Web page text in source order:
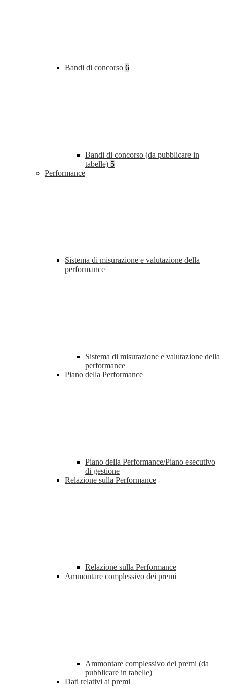
Bandi di concorso 6
Bandi di concorso (da pubblicare in
tabelle) 5
Performance
Sistema di misurazione e valutazione della
performance
Sistema di misurazione e valutazione della
performance
Piano della Performance
Piano della Performance/Piano esecutivo
di gestione
Relazione sulla Performance
Relazione sulla Performance
Ammontare complessivo dei premi
Ammontare complessivo dei premi (da
pubblicare in tabelle)
Dati relativi ai premi